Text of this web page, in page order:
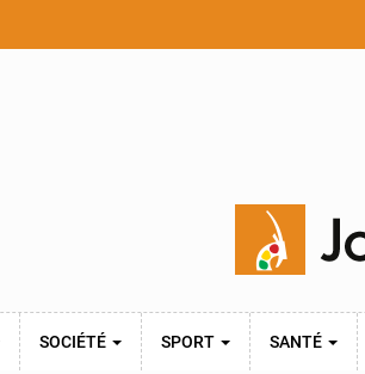
SOCIÉTÉ SPORT SANTÉ